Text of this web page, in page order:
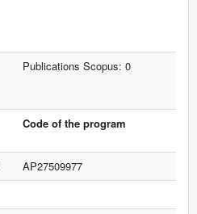
Publications Scopus: 0
Code of the program
AP27509977